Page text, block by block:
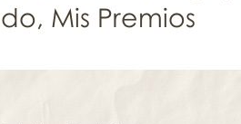
, Mis Premios